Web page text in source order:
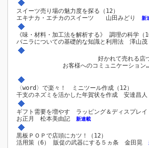
スイーツ売り場の魅力度を探る（12）
エキナカ・エチカのスイーツ 山田みどり
新
《味・材料・加工法を解析する》 調理の科学（
バニラについての基礎的な知識と利用法 澤
好かれて売れる店
お客様へのコミュニケーショ
〈word〉で楽々！ ミニツール作成（12）
干支のネズミを活かした年賀状を作成 安達昌
ギフト需要を増やす ラッピング＆ディスプレイ
お正月 松本美由記
新連載
黒板ＰＯＰで店頭にカツ！（12）
活用策（6） 販促の武器にする５ヵ条 金田晃